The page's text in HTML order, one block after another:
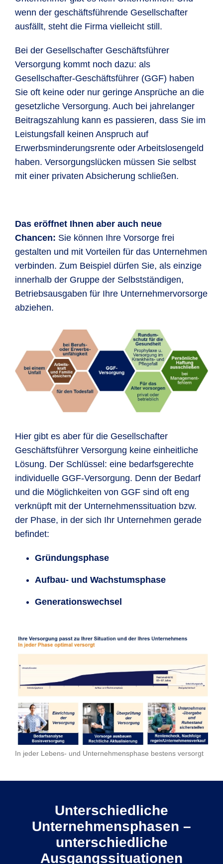
wenn der geschäftsführende Gesellschafter
ausfällt, steht die Firma vielleicht still.
Bei der Gesellschafter Geschäftsführer
Versorgung kommt noch dazu: als
Gesellschafter-Geschäftsführer (GGF) haben
Sie oft keine oder nur geringe Ansprüche an die
gesetzliche Versorgung. Auch bei jahrelanger
Beitragszahlung kann es passieren, dass Sie im
Leistungsfall keinen Anspruch auf
Erwerbsminderungsrente oder Arbeitslosengeld
haben. Versorgungslücken müssen Sie selbst
mit einer privaten Absicherung schließen.
Das eröffnet Ihnen aber auch neue
Chancen: Sie können Ihre Vorsorge frei
gestalten und mit Vorteilen für das Unternehmen
verbinden. Zum Beispiel dürfen Sie, als einzige
innerhalb der Gruppe der Selbstständigen,
Betriebsausgaben für Ihre Unternehmervorsorge
abziehen.
In jeder Lebens- und Unternehmensphase bestens versorgt
Hier gibt es aber für die Gesellschafter
Geschäftsführer Versorgung keine einheitliche
Lösung. Der Schlüssel: eine bedarfsgerechte
individuelle GGF-Versorgung. Denn der Bedarf
und die Möglichkeiten von GGF sind oft eng
verknüpft mit der Unternehmenssituation bzw.
der Phase, in der sich Ihr Unternehmen gerade
befindet:
Gründungsphase
Aufbau- und Wachstumsphase
Generationswechsel
Unterschiedliche
Unternehmensphasen –
unterschiedliche
Ausgangssituationen